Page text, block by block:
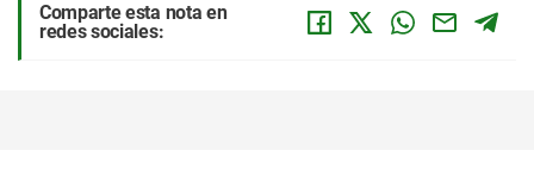
Comparte esta nota en
redes sociales: